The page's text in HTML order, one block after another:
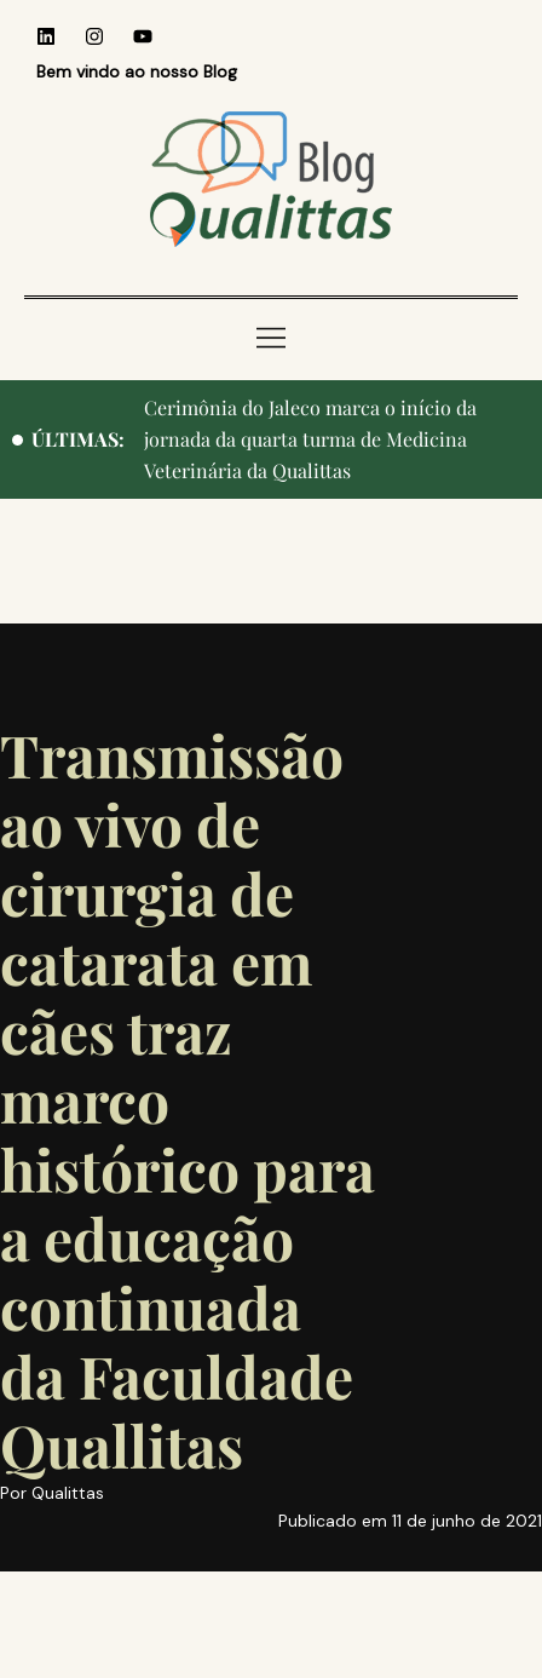
Bem vindo ao nosso Blog
ÚLTIMAS:
Qualittas, Portas Abertas! e aniversário de
Campinas, cidade onde nasceu a instituição,
ganham destaque na imprensa
Transmissão
ao vivo de
cirurgia de
catarata em
cães traz
marco
histórico para
a educação
continuada
da Faculdade
Quallitas
Por Qualittas
Publicado em 11 de junho de 2021